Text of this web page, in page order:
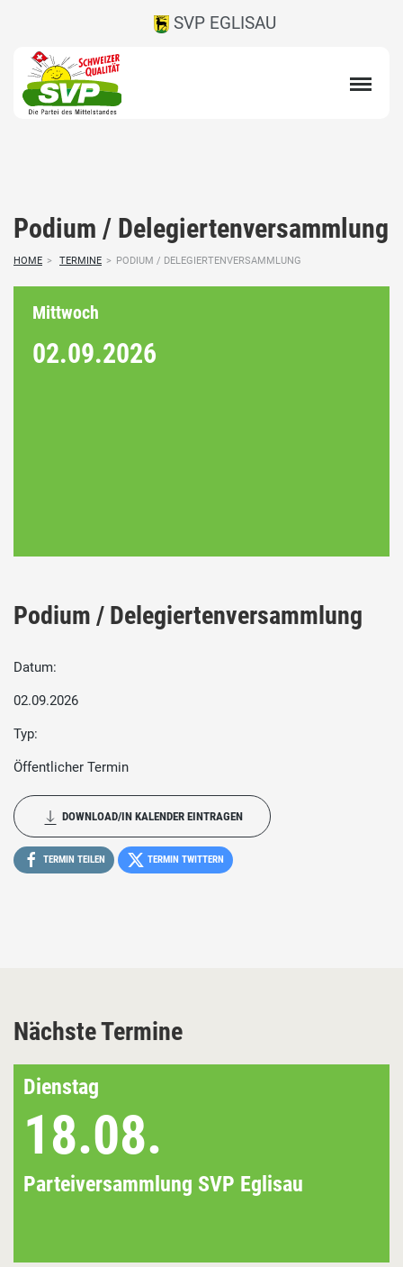
SVP EGLISAU
Podium / Delegiertenversammlung
HOME > TERMINE > PODIUM / DELEGIERTENVERSAMMLUNG
Mittwoch
02.09.2026
Podium / Delegiertenversammlung
Datum:
02.09.2026
Typ:
Öffentlicher Termin
DOWNLOAD/IN KALENDER EINTRAGEN
TERMIN TEILEN TERMIN TWITTERN
Nächste Termine
Dienstag
18.08.
Parteiversammlung SVP Eglisau